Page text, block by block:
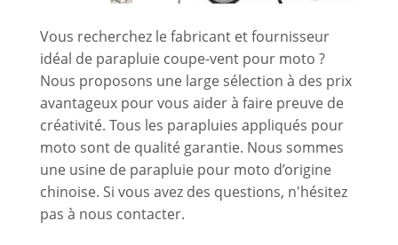
Vous recherchez le fabricant et fournisseur
idéal de parapluie coupe-vent pour moto ?
Nous proposons une large sélection à des prix
avantageux pour vous aider à faire preuve de
créativité. Tous les parapluies appliqués pour
moto sont de qualité garantie. Nous sommes
une usine de parapluie pour moto d’origine
chinoise. Si vous avez des questions, n'hésitez
pas à nous contacter.